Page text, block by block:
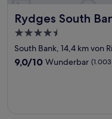
Rydges South
Rydges South Bank
4.5-
Sterne-
Unterkunft
South Bank, 14,4 km von
9.0
9,0/10 Wunderbar